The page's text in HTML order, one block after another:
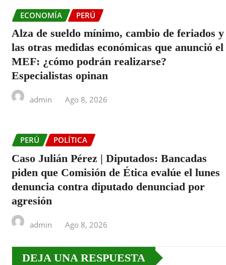
ECONOMÍA PERÚ
Alza de sueldo mínimo, cambio de feriados y
las otras medidas económicas que anunció el
MEF: ¿cómo podrán realizarse?
Especialistas opinan
admin Ago 8, 2026
PERÚ POLÍTICA
Caso Julián Pérez | Diputados: Bancadas
piden que Comisión de Ética evalúe el lunes
denuncia contra diputado denunciad por
agresión
admin Ago 8, 2026
DEJA UNA RESPUESTA